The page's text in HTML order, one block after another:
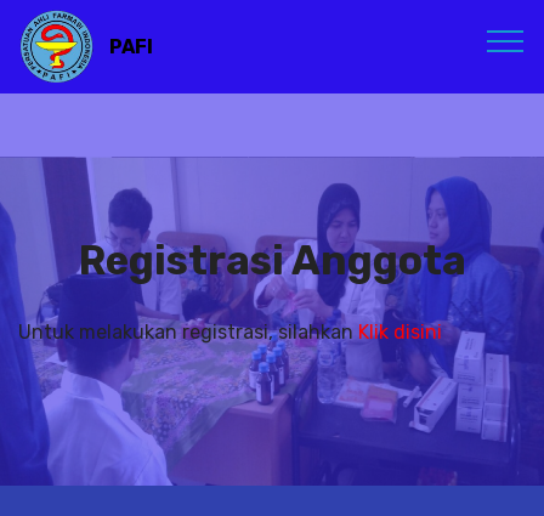
PAFI
Registrasi Anggota
Untuk melakukan registrasi, silahkan Klik disini